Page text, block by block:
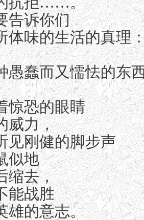
告诉你们
体味的生活的真理
愚蠢而又懦怯的东
惊恐的眼睛
威力，
见刚健的脚步声
似地
缩去，
能战胜
雄的意志。